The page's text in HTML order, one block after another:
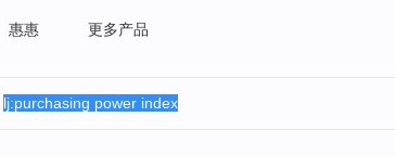
惠惠 更多产品